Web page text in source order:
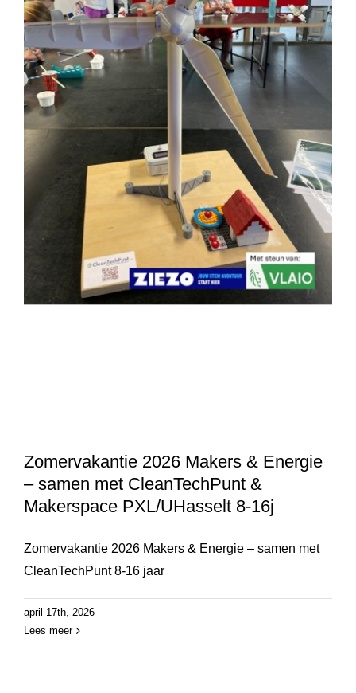
Zomervakantie 2026 Makers & Energie
– samen met CleanTechPunt &
Makerspace PXL/UHasselt 8-16j
Zomervakantie 2026 Makers & Energie – samen met
CleanTechPunt 8-16 jaar
april 17th, 2026
Lees meer